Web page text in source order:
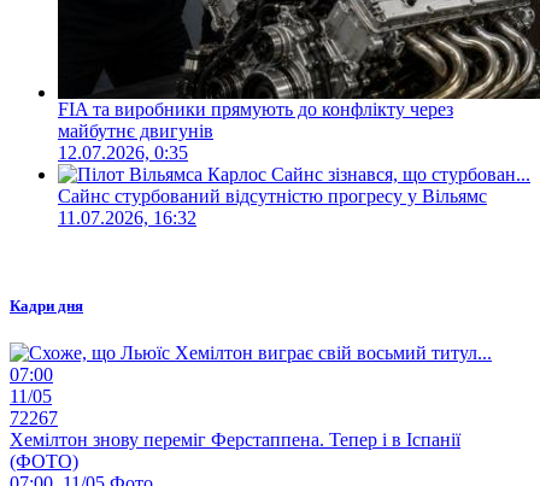
FIA та виробники прямують до конфлікту через
майбутнє двигунів
12.07.2026, 0:35
Сайнс стурбований відсутністю прогресу у Вільямс
11.07.2026, 16:32
Кадри дня
07:00
11/05
72267
Хемілтон знову переміг Ферстаппена. Тепер і в Іспанії
(ФОТО)